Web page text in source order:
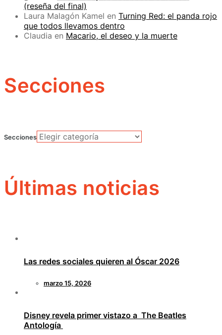
(reseña del final)
Laura Malagón Kamel en Turning Red: el panda rojo
que todos llevamos dentro
Claudia en Macario, el deseo y la muerte
Secciones
Secciones
Últimas noticias
Las redes sociales quieren al Óscar 2026
marzo 15, 2026
Disney revela primer vistazo a The Beatles
Antología